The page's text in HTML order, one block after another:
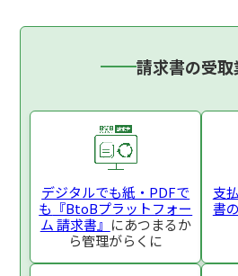
請求書の受
デジタルでも紙・PDFで
も 『BtoBプラットフォー
ム 請求書』 にあつまるか
ら管理がらくに
支
書